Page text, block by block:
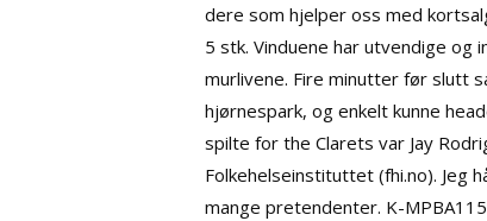
dere som hjelper oss med
5 stk. Vinduene har utvendige
murlivene. Fire minutter før slutt
hjørnespark, og enkelt kunne
spilte for the Clarets var Jay
Folkehelseinstituttet (fhi.no). Jeg
mange pretendenter. K-